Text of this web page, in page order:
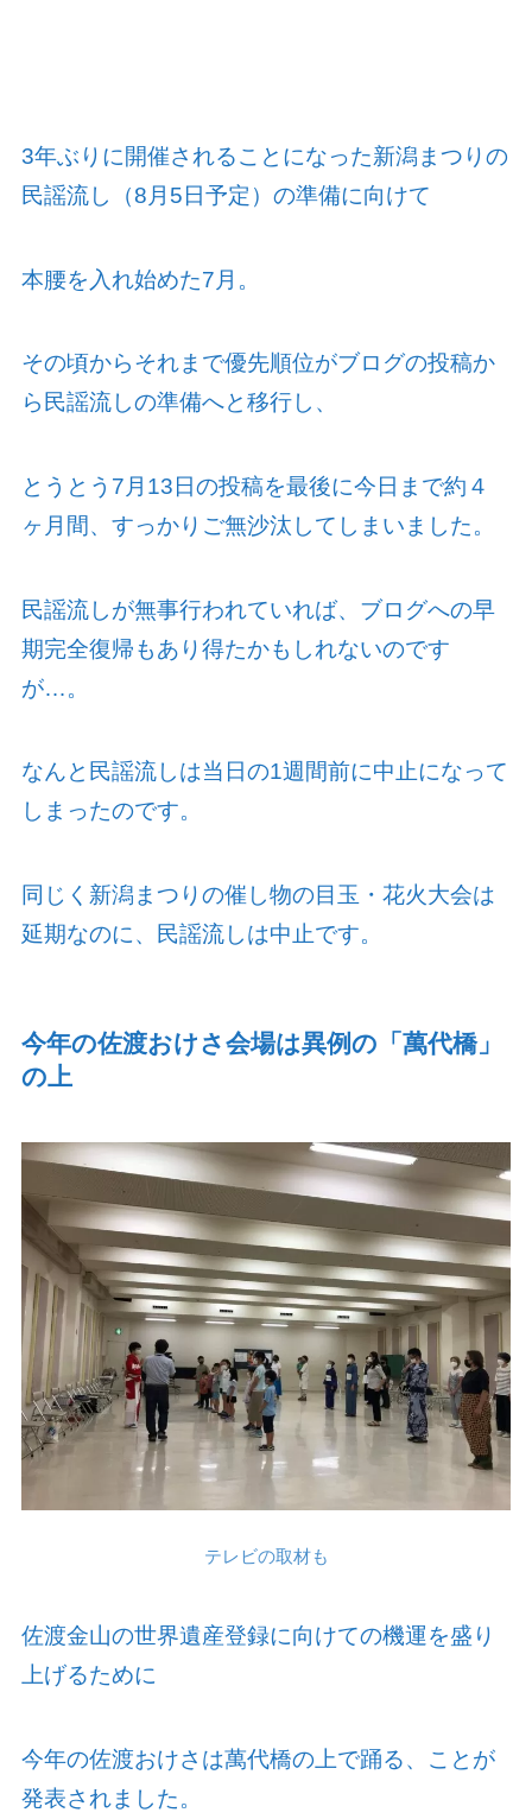
3年ぶりに開催されることになった新潟まつりの
民謡流し（8 月 5 日予定）の準備に向けて
本腰を入れ始めた7 月。
その頃からそれまで優先順位がブログの投稿か
ら民謡流しの準備へと移行し、
とうとう 7 月 13 日の投稿を最後に今日まで約４
ヶ月間、すっかりご無沙汰してしまいました。
民謡流しが無事行われていれば、ブログへの早
期完全復帰もあり得たかもしれないのです
が…。
なんと民謡流しは当日の1週間前に中止になって
しまったのです。
同じく新潟まつりの催し物の目玉・花火大会は
延期なのに、民謡流しは中止です。
今年の佐渡おけさ会場は異例の「萬代橋」
の上
テレビの取材も
佐渡金山の世界遺産登録に向けての機運を盛り
上げるために
今年の佐渡おけさは萬代橋の上で踊る、ことが
発表されました。